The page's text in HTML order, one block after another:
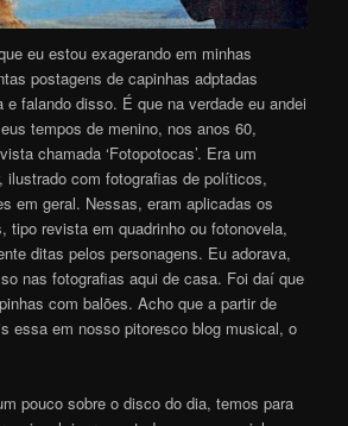
eu estou exagerando em minhas
postagens de capinhas adptadas
e falando disso. É que na verdade eu andei
tempos de menino, nos anos 60,
chamada ‘Fotopotocas’. Era um
ilustrado com fotografias de políticos,
em geral. Nessas, eram aplicadas os
tipo revista em quadrinho ou fotonovela,
ditas pelos personagens. Eu adorava,
nas fotografias aqui de casa. Foi daí que
com balões. Acho que a partir de
essa em nosso pitoresco blog musical, o
pouco sobre o disco do dia, temos para